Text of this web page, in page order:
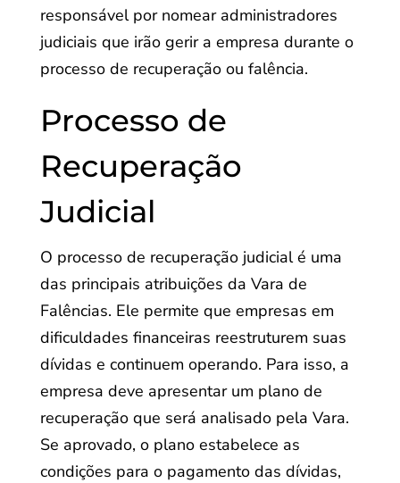
responsável por nomear administradores
judiciais que irão gerir a empresa durante o
processo de recuperação ou falência.
Processo de
Recuperação
Judicial
O processo de recuperação judicial é uma
das principais atribuições da Vara de
Falências. Ele permite que empresas em
dificuldades financeiras reestruturem suas
dívidas e continuem operando. Para isso, a
empresa deve apresentar um plano de
recuperação que será analisado pela Vara.
Se aprovado, o plano estabelece as
condições para o pagamento das dívidas,